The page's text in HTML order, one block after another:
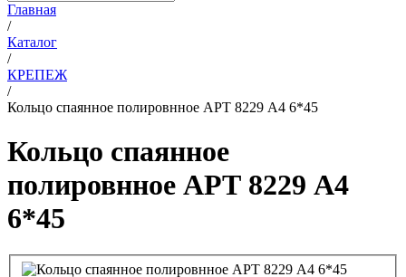
Главная
/
Каталог
/
КРЕПЕЖ
/
Кольцо спаянное полировнное АРТ 8229 А4 6*45
Кольцо спаянное
полировнное АРТ 8229 А4
6*45